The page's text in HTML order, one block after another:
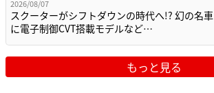
2026/08/07
スクーターがシフトダウンの時代へ!? 幻の名車
に電子制御CVT搭載モデルなど…
もっと見る